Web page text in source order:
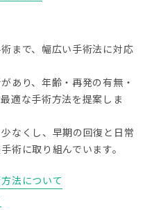
まで、幅広い手術法に対応
あり、年齢・再発の有無・
適な手術方法を提案しま
なくし、早期の回復と日常
術に取り組んでいます。
法について